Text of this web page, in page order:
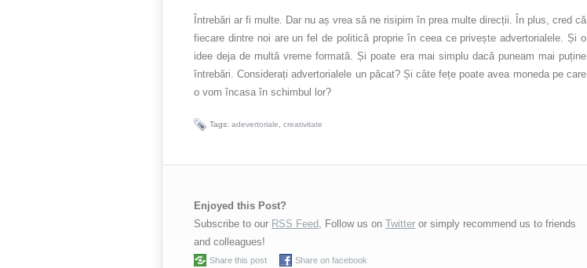
Întrebări ar fi multe. Dar nu aș vrea să ne risipim în prea multe direcții. În plus, cred că
fiecare dintre noi are un fel de politică proprie în ceea ce privește advertorialele. Și o
idee deja de multă vreme formată. Și poate era mai simplu dacă puneam mai puține
întrebări. Considerați advertorialele un păcat? Și câte fețe poate avea moneda pe care
o vom încasa în schimbul lor?
Tags: adevertoriale creativitate
Enjoyed this Post?
Subscribe to our RSS Feed, Follow us on Twitter or simply recommend us to friends
and colleagues!
Share this post Share on facebook